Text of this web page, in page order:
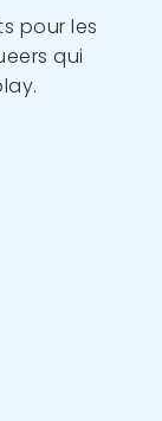
pour les
qui